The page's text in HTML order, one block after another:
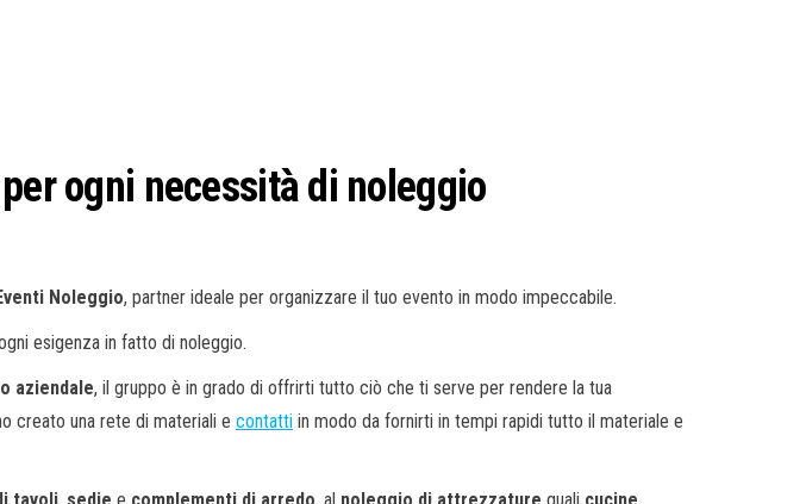
ogni necessità di noleggio
Noleggio, partner ideale per organizzare il tuo evento in modo impeccabile.
esigenza in fatto di noleggio.
aziendale, il gruppo è in grado di offrirti tutto ciò che ti serve per rendere la tua
creato una rete di materiali e contatti in modo da fornirti in tempi rapidi tutto il materiale e